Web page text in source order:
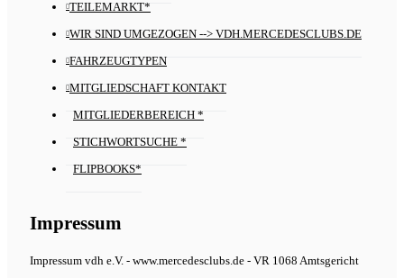
TEILEMARKT*
WIR SIND UMGEZOGEN --> VDH.MERCEDESCLUBS.DE
FAHRZEUGTYPEN
MITGLIEDSCHAFT KONTAKT
MITGLIEDERBEREICH *
STICHWORTSUCHE *
FLIPBOOKS*
Impressum
Impressum vdh e.V. - www.mercedesclubs.de - VR 1068 Amtsgericht